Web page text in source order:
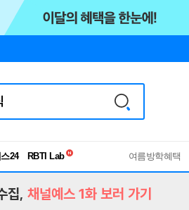
24
독서유형검사
여름방학혜택
집, 채널예스 1화 보러 가기